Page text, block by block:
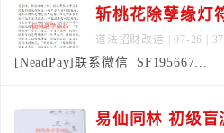
斩桃花除孽缘灯
道法招财改运 | 07-26 |
[NeadPay]联系微信 SF195667...
易仙同林 初级盲